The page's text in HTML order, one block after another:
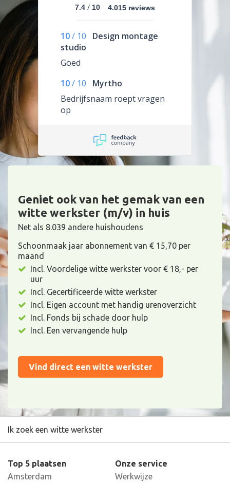
7.4 / 10 4.015 reviews
10/ 10
Design montage
studio
Goed
10/ 10
Myrtho
Bedrijfsnaam roept vragen
op
Geniet ook van het gemak van een
witte werkster (m/v) in huis
Net als 8.039 andere huishoudens
Schoonmaak jaar abonnement van € 15,70 per
maand
Incl. Voordelige witte werkster voor € 18,- per
uur
Incl. Gecertificeerde witte werkster
Incl. Eigen account met handig urenoverzicht
Incl. Fonds bij schade door hulp
Incl. Een vervangende hulp
Vind direct een witte werkster
Ik zoek een witte werkster
Top 5 plaatsen
Amsterdam
Onze service
Werkwijze